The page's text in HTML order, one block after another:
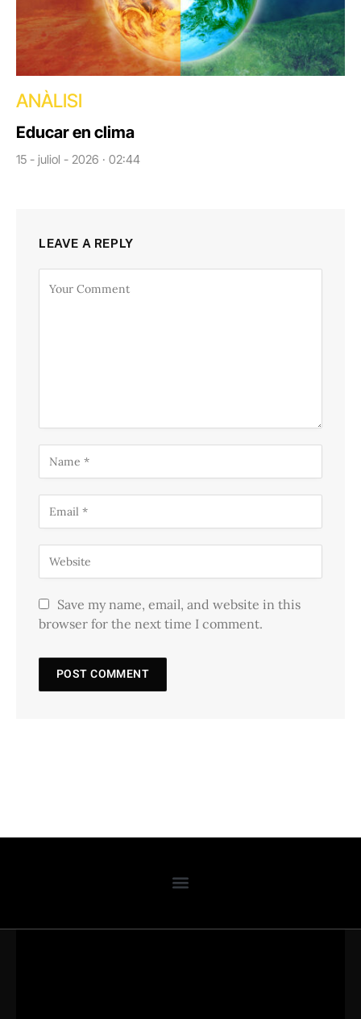
ANÀLISI
Educar en clima
15 - juliol - 2026 · 02:44
LEAVE A REPLY
Save my name, email, and website in this
browser for the next time I comment.